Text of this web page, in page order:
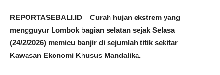
REPORTASEBALI.ID –Curah hujan ekstrem yang
mengguyur Lombok bagian selatan sejak Selasa
(24/2/2026) memicu banjir di sejumlah titik sekitar
Kawasan Ekonomi Khusus Mandalika.